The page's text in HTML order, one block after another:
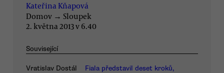
Kateřina Kňapová
Domov → Sloupek
2. května 2013 v 6.40
Související
Vratislav Dostál
Fiala představil deset kroků,